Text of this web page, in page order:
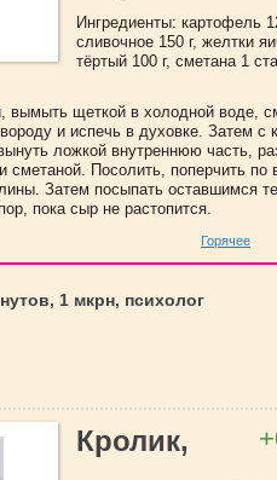
Ингредиенты: картофель
сливочное 150 г, желтки
тёртый 100 г, сметана 1
вымыть щеткой в холодной воде,
и испечь в духовке. Затем с
ложкой внутреннюю часть,
Посолить, поперчить по
Затем посыпать оставшимся
пока сыр не растопится.
Горячее
1 мкрн, психолог
Кролик,